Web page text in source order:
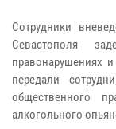
Сотрудники
Севастополя
правонарушениях
передали
общественного
алкогольного